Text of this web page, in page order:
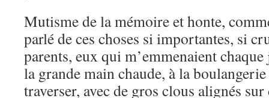
Mutisme de la mémoire et honte,
parlé de ces choses si importantes, si
parents, eux qui m’emmenaient
la grande main chaude, à la
traverser, avec de gros clous alignés